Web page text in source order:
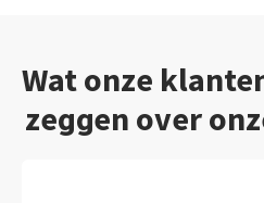
Wat onze
zeggen over